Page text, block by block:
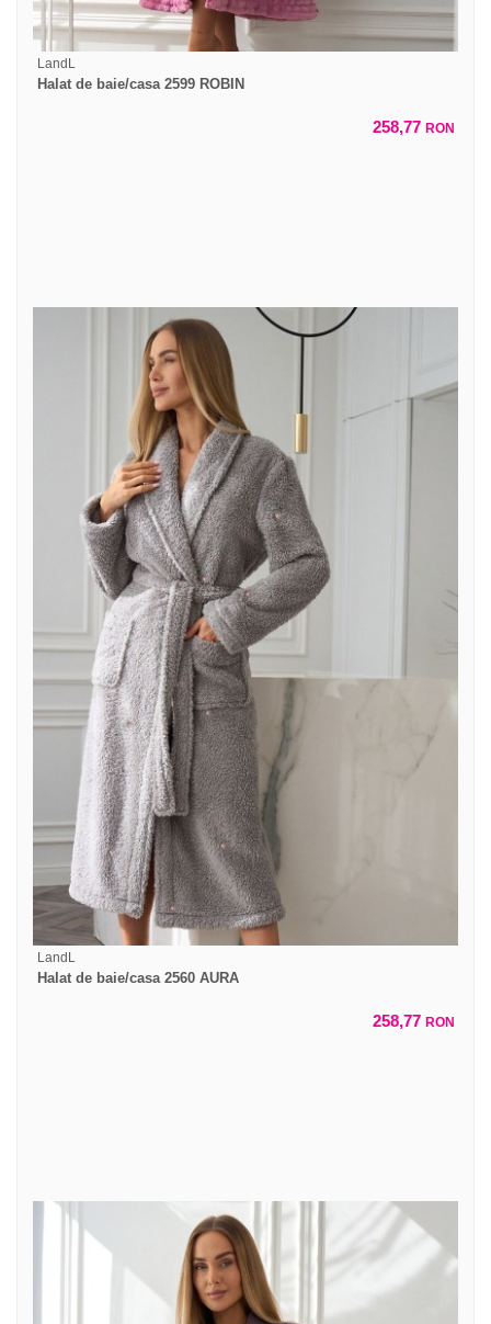
LandL
Halat de baie/casa 2599 ROBIN
258,77 RON
LandL
Halat de baie/casa 2560 AURA
258,77 RON